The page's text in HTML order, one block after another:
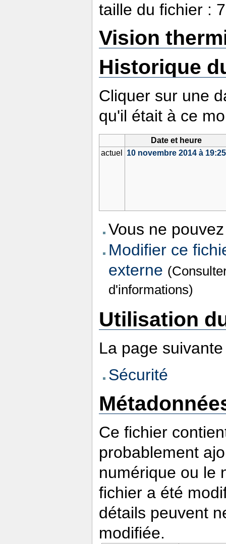
taille du fichier :
Vision
Historique
Cliquer sur une
qu'il était à ce
Date et heure
actuel
10 novembre 2014 à 19:25
Vous ne
Modifier ce
externe
d'informations)
Utilisation
La page
Sécurité
Ce fichier
probablement
numérique ou le
fichier a été
détails peuvent
modifiée.